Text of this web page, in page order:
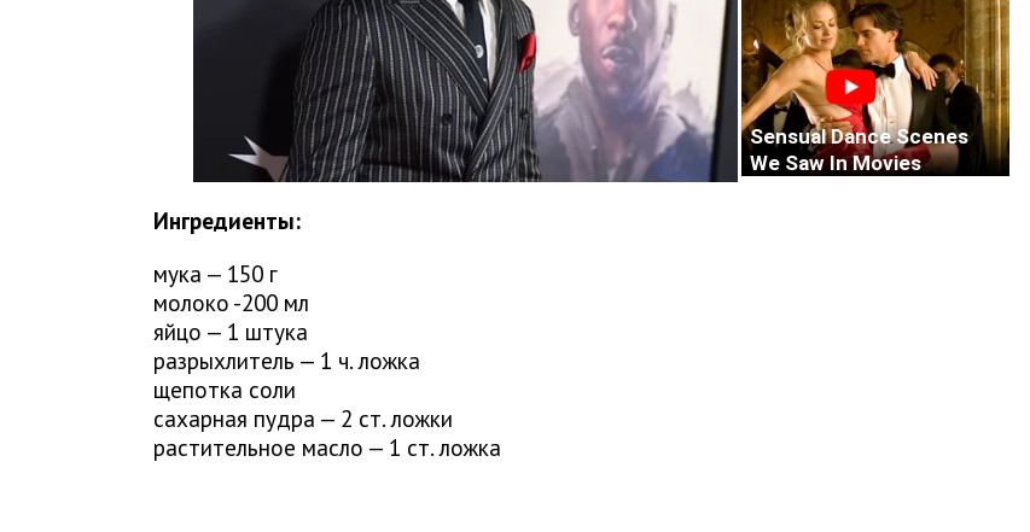
Ингредиенты:
мука — 150 г
молоко -200 мл
яйцо — 1 штука
разрыхлитель — 1 ч. ложка
щепотка соли
сахарная пудра — 2 ст. ложки
растительное масло — 1 ст. ложка